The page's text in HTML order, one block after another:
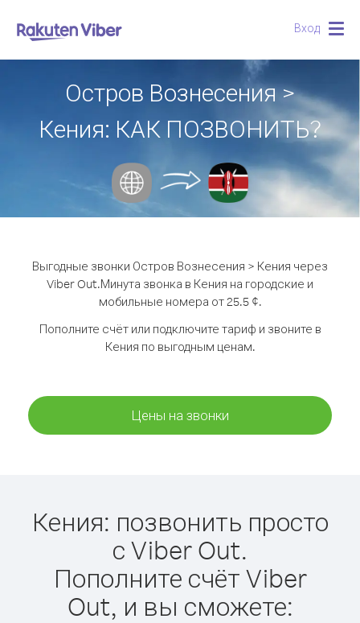
Вход
Остров Вознесения >
Кения: КАК ПОЗВОНИТЬ?
Выгодные звонки Остров Вознесения > Кения через
Viber Out.Минута звонка в Кения на городские и
мобильные номера от 25.5 ¢.
Пополните счёт или подключите тариф и звоните в
Кения по выгодным ценам.
Цены на звонки
Кения: позвонить просто
с Viber Out.
Пополните счёт Viber
Out, и вы сможете: